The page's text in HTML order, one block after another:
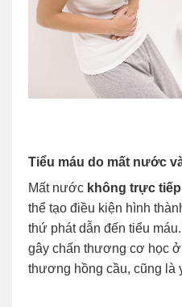
Tiểu máu do mất nước
Mất nước không trực
thể tạo điều kiện hình
thứ phát dẫn đến tiểu
gây chấn thương cơ học
thương hồng cầu, cũng là